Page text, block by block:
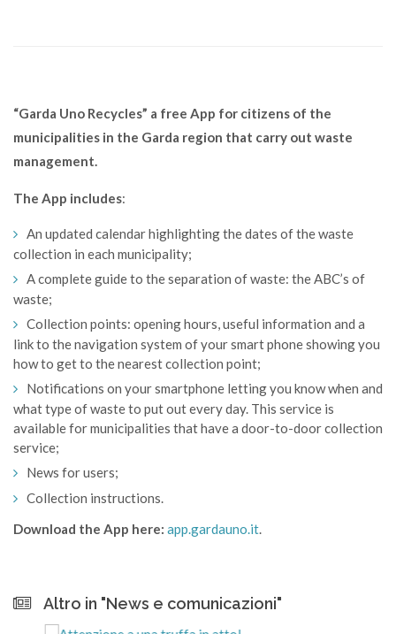
“Garda Uno Recycles” a free App for citizens of the
municipalities in the Garda region that carry out waste
management.
The App includes:
An updated calendar highlighting the dates of the waste
collection in each municipality;
A complete guide to the separation of waste: the ABC’s of
waste;
Collection points: opening hours, useful information and a
link to the navigation system of your smart phone showing you
how to get to the nearest collection point;
Notifications on your smartphone letting you know when and
what type of waste to put out every day. This service is
available for municipalities that have a door-to-door collection
service;
News for users;
Collection instructions.
Download the App here: app.gardauno.it.
Altro in "News e comunicazioni"